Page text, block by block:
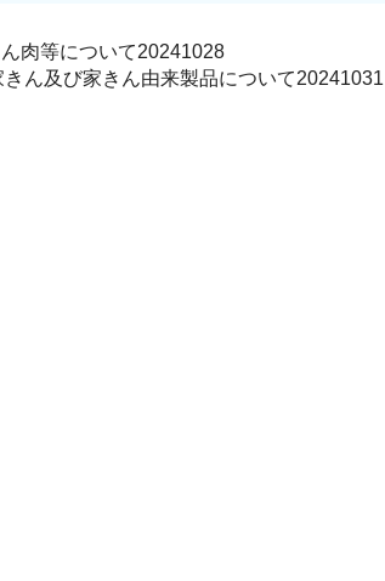
肉等について20241028
きん及び家きん由来製品について20241031